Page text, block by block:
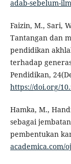
adab-sebelum-
Faizin, M., Sari,
Tantangan dan
pendidikan
terhadap
Pendidikan,
https://doi.org/
Hamka, M.,
sebagai
pembentukan
academica.com/